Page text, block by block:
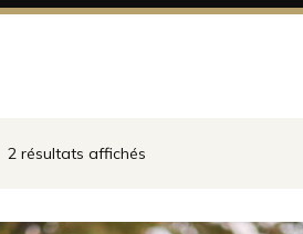
2 résultats affichés